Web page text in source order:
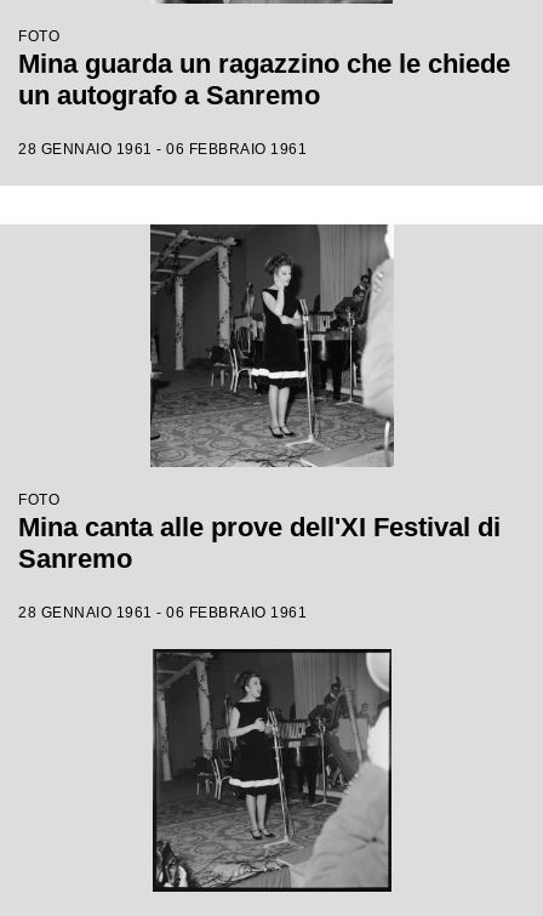
FOTO
Mina guarda un ragazzino che le chiede
un autografo a Sanremo
28 GENNAIO 1961 - 06 FEBBRAIO 1961
FOTO
Mina canta alle prove dell'XI Festival di
Sanremo
28 GENNAIO 1961 - 06 FEBBRAIO 1961